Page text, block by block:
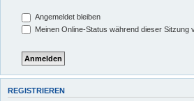
Angemeldet bleiben
Meinen Online-Status während dieser Sitzung
REGISTRIEREN